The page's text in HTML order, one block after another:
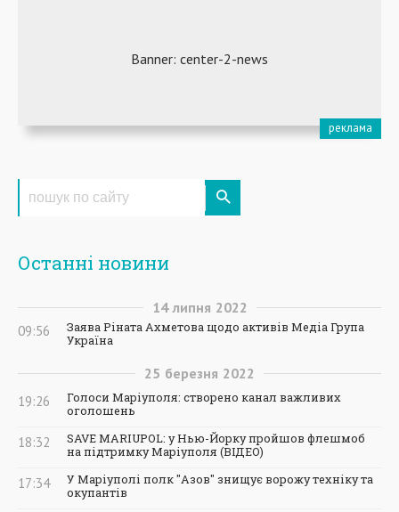
Останні новини
14 липня 2022
09:56
Заява Ріната Ахметова щодо активів Медіа Група
Україна
25 березня 2022
19:26
Голоси Маріуполя: створено канал важливих
оголошень
18:32
SAVE MARIUPOL: у Нью-Йорку пройшов флешмоб
на підтримку Маріуполя (ВІДЕО)
17:34
У Маріуполі полк "Азов" знищує ворожу техніку та
окупантів